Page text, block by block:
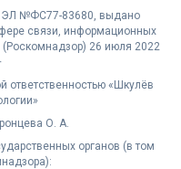
ЭЛ №ФС77-83680, выдано
связи, информационных
26 июля 2022
ответственностью «Шкулёв
О. А.
органов (в том